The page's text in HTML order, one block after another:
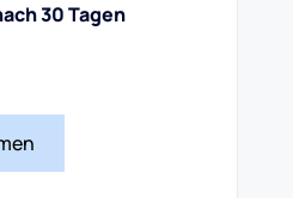
30 Tagen